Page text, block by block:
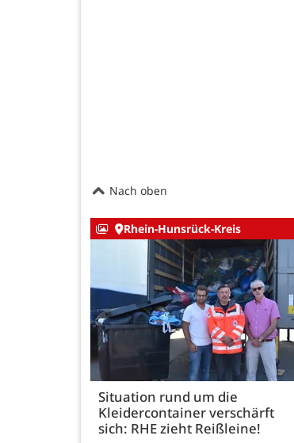
Nach oben
Rhein-Hunsrück-Kreis
Situation rund um die
Kleidercontainer verschärft
sich: RHE zieht Reißleine!